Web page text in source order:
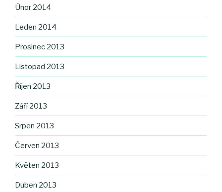
Únor 2014
Leden 2014
Prosinec 2013
Listopad 2013
Říjen 2013
Září 2013
Srpen 2013
Červen 2013
Květen 2013
Duben 2013